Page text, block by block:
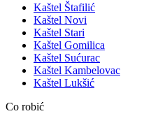
Kaštel Štafilić
Kaštel Novi
Kaštel Stari
Kaštel Gomilica
Kaštel Sućurac
Kaštel Kambelovac
Kaštel Lukšić
Co robić